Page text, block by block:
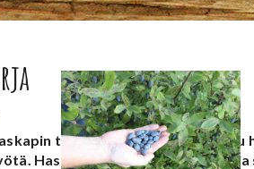
tuotantoon. Viljely onnistuu
Haskap on kotoisin Japanista ja